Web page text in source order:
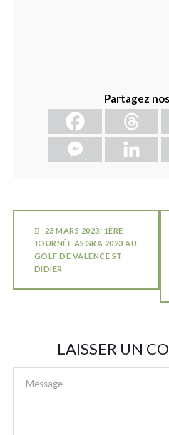
Partagez
23 MARS 2023: 1ÈRE
JOURNÉE ASGRA 2023 AU
GOLF DE VALENCE ST
DIDIER
LAISSER UN